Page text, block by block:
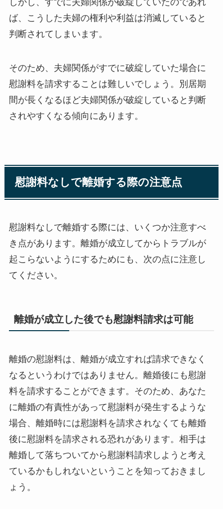
しかし、すでに夫婦関係が破綻していたのであれ
ば、こうした夫婦の権利や利益は消滅していると
判断されてしまいます。
そのため、夫婦関係がすでに破綻していた場合に
慰謝料を請求することは難しいでしょう。別居期
間が長くなるほど夫婦関係が破綻していると判断
されやすくなる傾向にあります。
慰謝料なしで離婚する際の注意点
慰謝料なしで離婚する際には、いくつか注意すべ
き点があります。離婚が成立してからトラブルが
起こらないようにするためにも、次の点に注意し
てください。
離婚が成立した後でも慰謝料請求は可能
離婚の慰謝料は、離婚が成立すれば請求できなく
なるというわけではありません。離婚後にも慰謝
料を請求することができます。そのため、あなた
に離婚の有責性があって慰謝料が発生するような
場合、離婚時には慰謝料を請求されなくても離婚
後に慰謝料を請求される恐れがあります。相手は
離婚して落ちついてから慰謝料請求しようと考え
ているかもしれないということを知っておきまし
ょう。